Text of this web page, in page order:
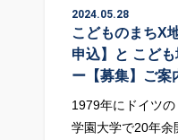
2024.05.28
こどものまちX
申込】と こど
ー【募集】ご案
1979年にドイツ
学園大学で20年余